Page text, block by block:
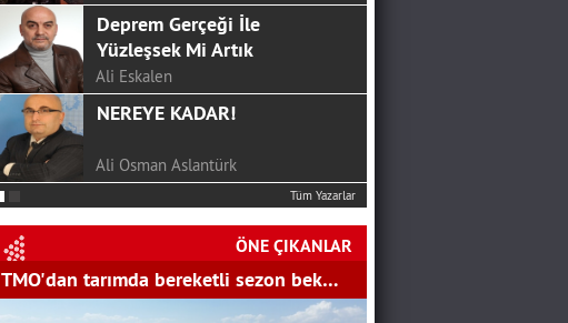
Deprem Gerçeği İle
Yüzleşsek Mi Artık
Ali Eskalen
NEREYE KADAR!
Ali Osman Aslantürk
24 HAZİRAN’DAN SONRA
CHP…
Mutluluk Sofrası...
Tüm Yazarlar
ÖNE ÇIKANLAR
TMO'dan tarımda bereketli sezon bek…